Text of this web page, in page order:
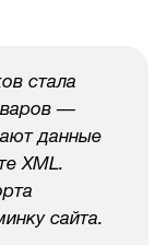
стала
—
данные
XML.
сайта.